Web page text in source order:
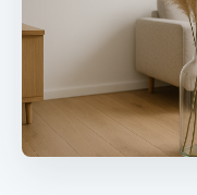
KONTAKT
ÜBER 21WOHNEN